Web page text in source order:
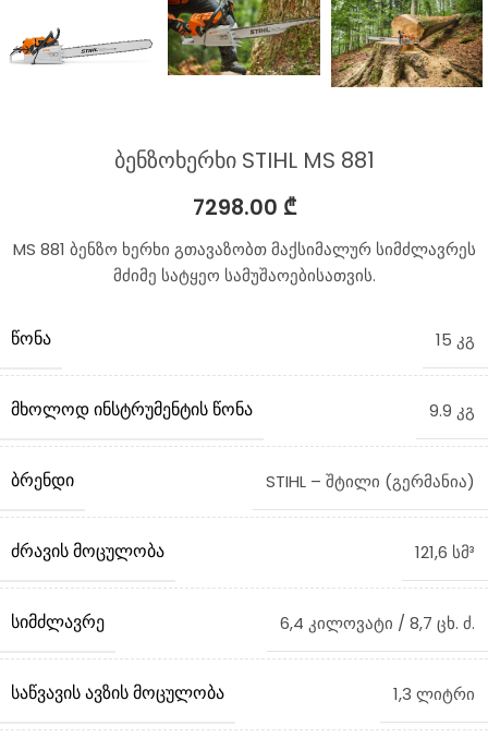
ბენზოხერხი STIHL MS 881
7298.00 ₾
MS 881 ბენზო ხერხი გთავაზობთ მაქსიმალურ სიმძლავრეს
მძიმე სატყეო სამუშაოებისათვის.
ᲬᲝᲜᲐ 15 კგ
ᲛᲮᲝᲚᲝᲓ ᲘᲜᲡᲢᲠᲣᲛᲔᲜᲢᲘᲡ ᲬᲝᲜᲐ 9.9 კგ
ᲑᲠᲔᲜᲓᲘ STIHL – შტილი (გერმანია)
ᲫᲠᲐᲕᲘᲡ ᲛᲝᲪᲣᲚᲝᲑᲐ 121,6 სმ³
ᲡᲘᲛᲫᲚᲐᲕᲠᲔ 6,4 კილოვატი / 8,7 ცხ. ძ.
ᲡᲐᲬᲕᲐᲕᲘᲡ ᲐᲕᲖᲘᲡ ᲛᲝᲪᲣᲚᲝᲑᲐ 1,3 ლიტრი